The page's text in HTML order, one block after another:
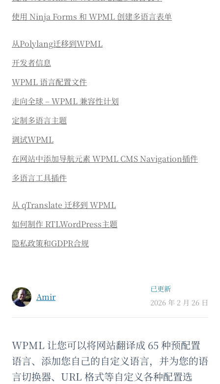
Amir
已更新
2026 年 2 月 26 日
WPML 让您可以将网站翻译成 65 种预配置
语言、添加您自己的自定义语言，并为您的语
言切换器、URL 格式等自定义各种配置选
使用 Ninja Forms 和 WPML 创建多语言表单
从Polylang迁移到WPML
开发者信息
WPML 语言配置文件
走向全球 – WPML 兼容性计划
定制多语言主题
调试WPML
在网站中添加导航元素 WPML CMS Navigation插件
多语言工具插件
从 qTranslate 迁移到 WPML
如何制作 RTLWordPress主题
隐私政策和GDPR合规